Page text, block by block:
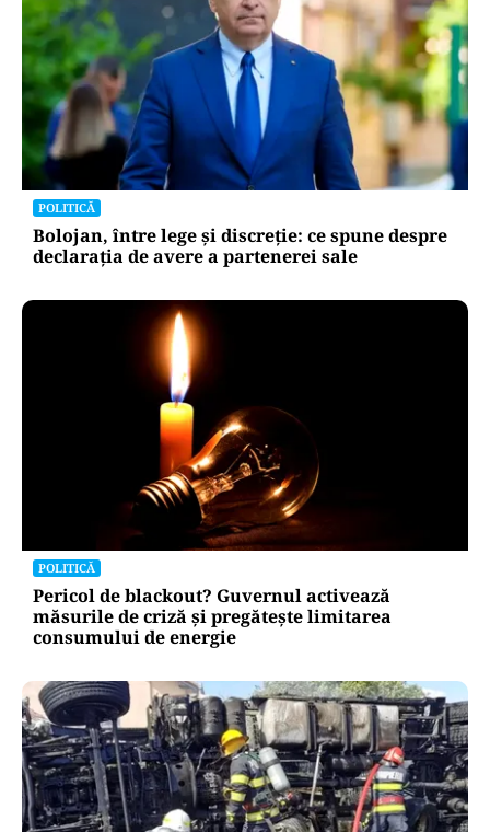
POLITICĂ
Bolojan, între lege și discreție: ce spune despre
declarația de avere a partenerei sale
POLITICĂ
Pericol de blackout? Guvernul activează
măsurile de criză și pregătește limitarea
consumului de energie